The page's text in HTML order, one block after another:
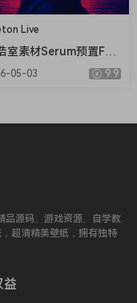
Live
室素材Serum预置FL
模板] AWD Sou
Rituals Vol.1
05-03 9.9
品源码、游戏资源、自学教
超清精美壁纸，拥有独特
益